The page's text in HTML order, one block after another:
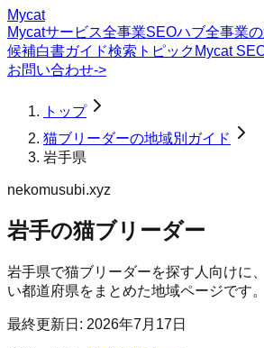
Mycat
Mycatサービス全事業SEOハブ全事業
候補白書ガイド検索トピック Mycat
お問い合わせ->
トップ
猫ブリーダーの地域別ガイド
岩手県
nekomusubi.xyz
岩手の猫ブリーダー
岩手県で猫ブリーダーを探す人向けに
い都道府県をまとめた地域ページです。
最終更新日: 2026年7月17日